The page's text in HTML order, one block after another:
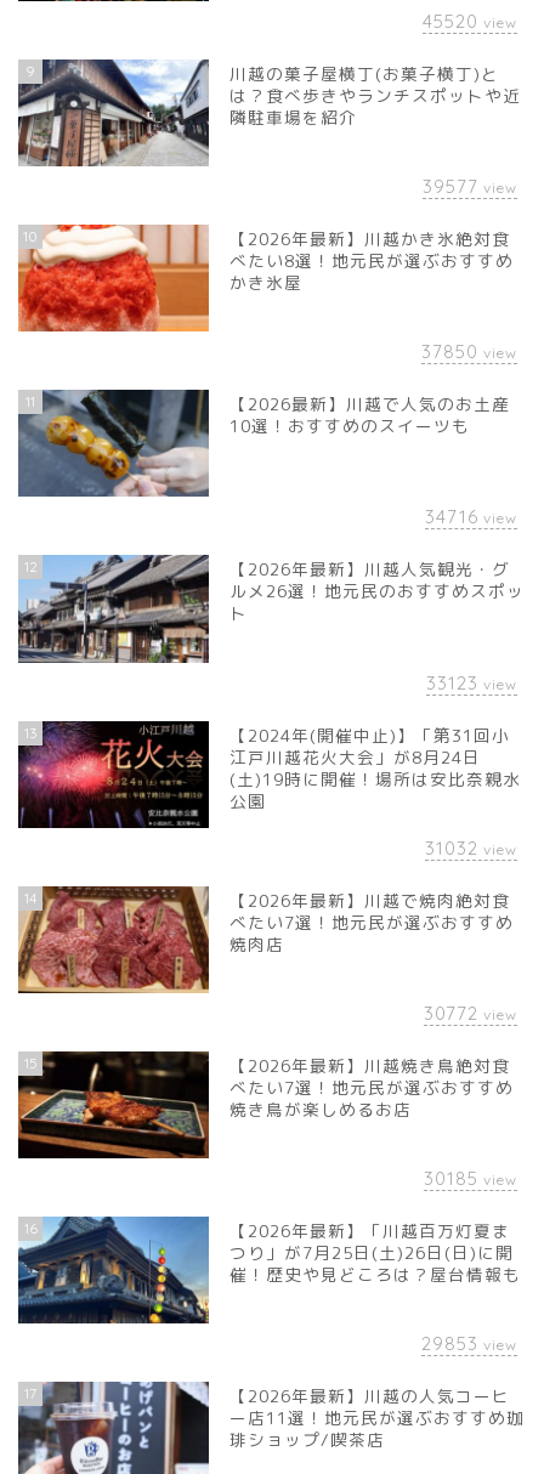
45520 view
9
川越の菓子屋横丁(お菓子横丁)と
は？食べ歩きやランチスポットや近
隣駐車場を紹介
39577 view
10
【2026年最新】川越かき氷絶対食
べたい8選！地元民が選ぶおすすめ
かき氷屋
37850 view
11
【2026最新】川越で人気のお土産
10選！おすすめのスイーツも
34716 view
12
【2026年最新】川越人気観光・グ
ルメ26選！地元民のおすすめスポッ
ト
33123 view
13
【2024年(開催中止)】「第31回小
江戸川越花火大会」が8月24日
(土)19時に開催！場所は安比奈親水
公園
31032 view
14
【2026年最新】川越で焼肉絶対食
べたい7選！地元民が選ぶおすすめ
焼肉店
30772 view
15
【2026年最新】川越焼き鳥絶対食
べたい7選！地元民が選ぶおすすめ
焼き鳥が楽しめるお店
30185 view
16
【2026年最新】「川越百万灯夏ま
つり」が7月25日(土)26日(日)に開
催！歴史や見どころは？屋台情報も
29853 view
17
【2026年最新】川越の人気コーヒ
ー店11選！地元民が選ぶおすすめ珈
琲ショップ/喫茶店